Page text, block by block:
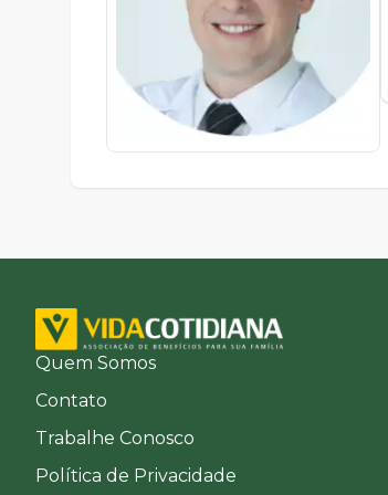
Quem Somos
Contato
Trabalhe Conosco
Política de Privacidade